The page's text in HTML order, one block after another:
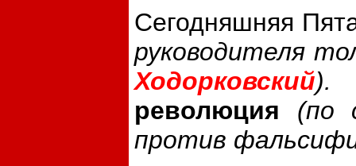
Сегодняшняя
руководителя
Ходорковский
революция (по
против